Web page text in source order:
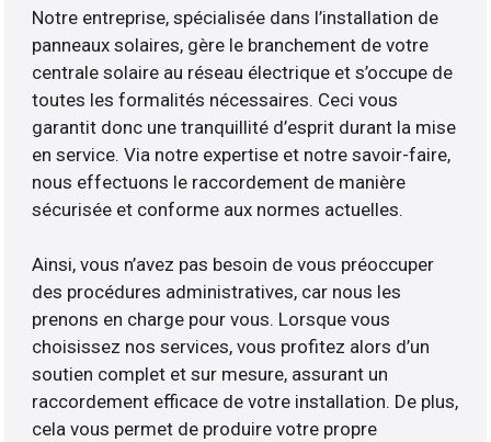
Notre entreprise, spécialisée dans l’installation de
panneaux solaires, gère le branchement de votre
centrale solaire au réseau électrique et s’occupe de
toutes les formalités nécessaires. Ceci vous
garantit donc une tranquillité d’esprit durant la mise
en service. Via notre expertise et notre savoir-faire,
nous effectuons le raccordement de manière
sécurisée et conforme aux normes actuelles.
Ainsi, vous n’avez pas besoin de vous préoccuper
des procédures administratives, car nous les
prenons en charge pour vous. Lorsque vous
choisissez nos services, vous profitez alors d’un
soutien complet et sur mesure, assurant un
raccordement efficace de votre installation. De plus,
cela vous permet de produire votre propre